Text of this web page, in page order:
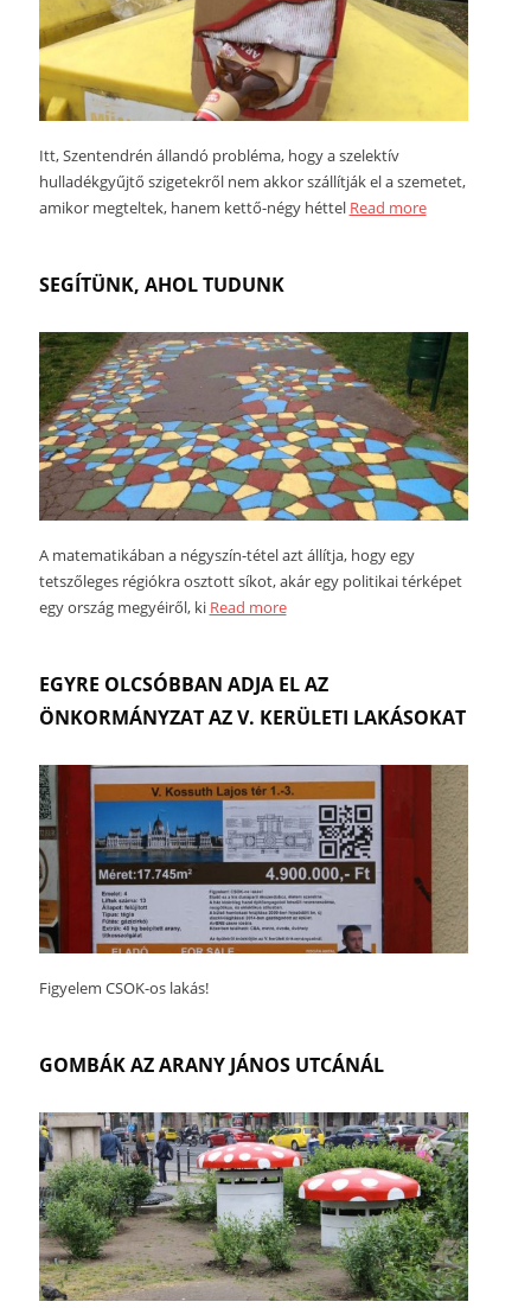
Itt, Szentendrén állandó probléma, hogy a szelektív
hulladékgyűjtő szigetekről nem akkor szállítják el a szemetet,
amikor megteltek, hanem kettő-négy héttel Read more
SEGÍTÜNK, AHOL TUDUNK
A matematikában a négyszín-tétel azt állítja, hogy egy
tetszőleges régiókra osztott síkot, akár egy politikai térképet
egy ország megyéiről, ki Read more
EGYRE OLCSÓBBAN ADJA EL AZ
ÖNKORMÁNYZAT AZ V. KERÜLETI LAKÁSOKAT
Figyelem CSOK-os lakás!
GOMBÁK AZ ARANY JÁNOS UTCÁNÁL